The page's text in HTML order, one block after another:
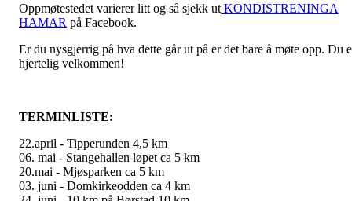
Oppmøtestedet varierer litt og så sjekk ut KONDISTRENINGA
HAMAR på Facebook.
Er du nysgjerrig på hva dette går ut på er det bare å møte opp. Du
hjertelig velkommen!
TERMINLISTE:
22.april - Tipperunden 4,5 km
06. mai - Stangehallen løpet ca 5 km
20.mai - Mjøsparken ca 5 km
03. juni - Domkirkeodden ca 4 km